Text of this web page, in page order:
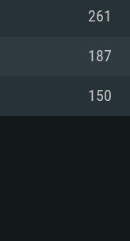
261
187
150